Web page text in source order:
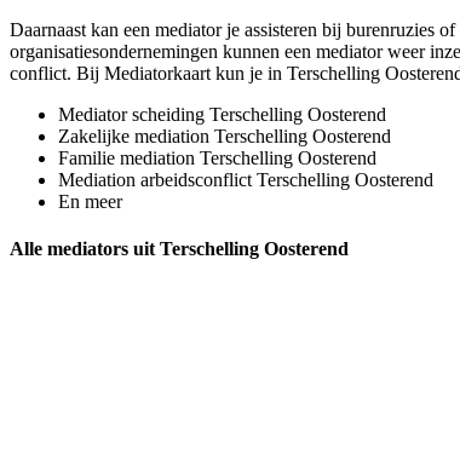
Daarnaast kan een mediator je assisteren bij burenruzies
organisatiesondernemingen kunnen een mediator weer
conflict. Bij Mediatorkaart kun je in Terschelling
Mediator scheiding Terschelling Oosterend
Zakelijke mediation Terschelling Oosterend
Familie mediation Terschelling Oosterend
Mediation arbeidsconflict Terschelling Oosterend
En meer
Alle mediators uit Terschelling Oosterend